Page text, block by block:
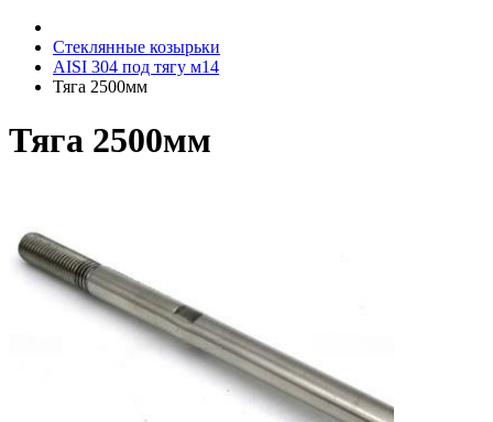
Стеклянные козырьки
AISI 304 под тягу м14
Тяга 2500мм
Тяга 2500мм